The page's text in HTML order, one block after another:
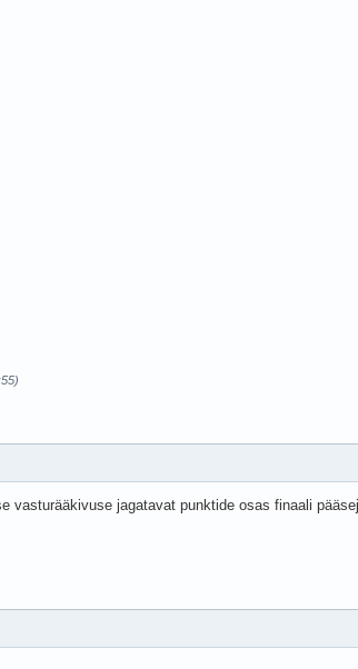
vasturääkivuse jagatavat punktide osas finaali